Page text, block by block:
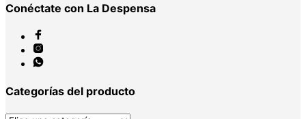
Conéctate con La Despensa
Categorías del producto